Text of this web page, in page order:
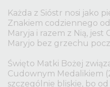
Każda z Sióstr nosi jako
Znakiem codziennego
Maryja i razem z Nią,
Maryjo bez grzechu
Święto Matki Bożej
Cudownym Medalikiem
szczególnie bliskie, bo